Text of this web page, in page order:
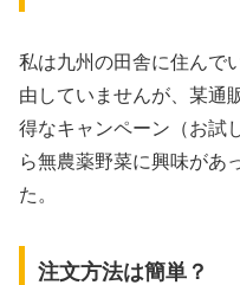
私は九州の田舎に住んで
由していませんが、某通
得なキャンペーン（お試
ら無農薬野菜に興味があ
た。
注文方法は簡単？